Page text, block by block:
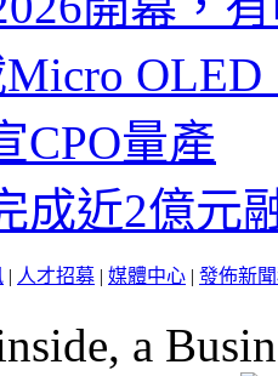
CPO量產
成近2億元
| 人才招募 | 媒體中心 | 發佈新
a